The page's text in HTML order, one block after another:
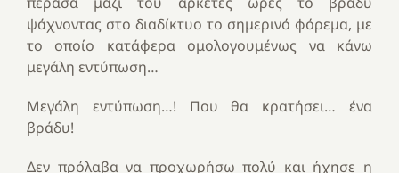
ψάχνοντας στο διαδίκτυο το σημερινό φόρεμα, με
το οποίο κατάφερα ομολογουμένως να κάνω
μεγάλη εντύπωση…
Μεγάλη εντύπωση…! Που θα κρατήσει… ένα
βράδυ!
Δεν πρόλαβα να προχωρήσω πολύ και ήχησε η